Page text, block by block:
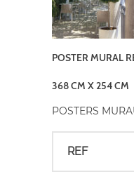
POSTER MURAL
368 CM X 254 CM
POSTERS
REF